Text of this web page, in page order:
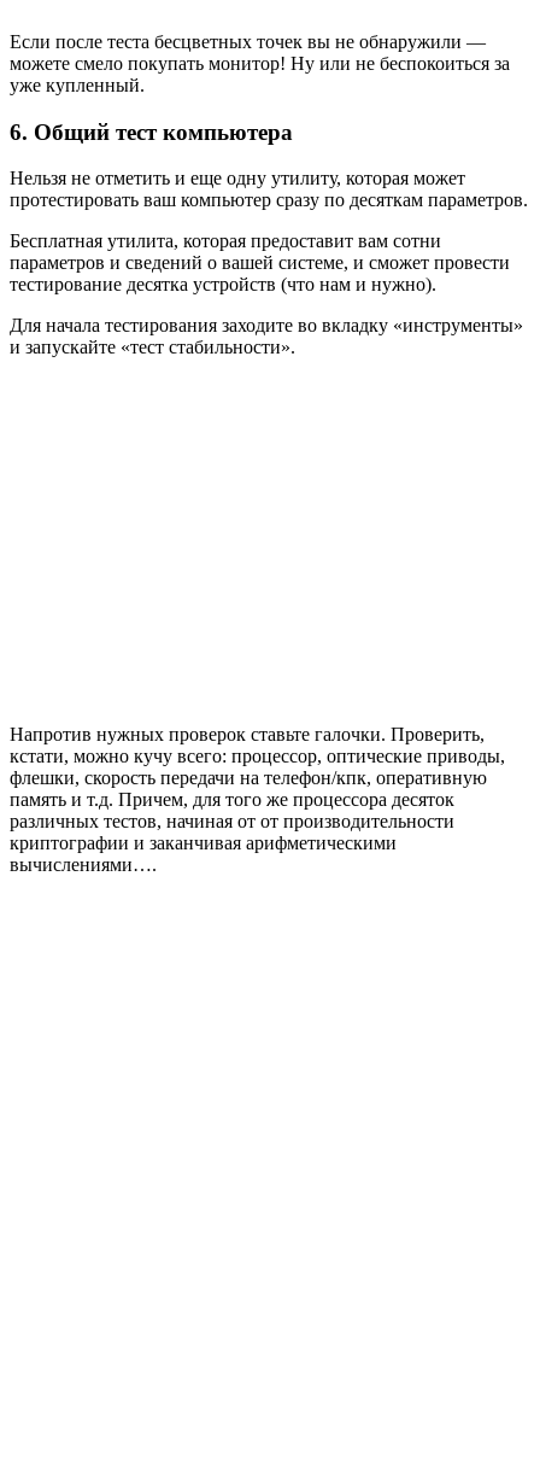
Если после теста бесцветных точек вы не обнаружили —
можете смело покупать монитор! Ну или не беспокоиться за
уже купленный.
6. Общий тест компьютера
Нельзя не отметить и еще одну утилиту, которая может
протестировать ваш компьютер сразу по десяткам параметров.
Бесплатная утилита, которая предоставит вам сотни
параметров и сведений о вашей системе, и сможет провести
тестирование десятка устройств (что нам и нужно).
Для начала тестирования заходите во вкладку «инструменты»
и запускайте «тест стабильности».
Напротив нужных проверок ставьте галочки. Проверить,
кстати, можно кучу всего: процессор, оптические приводы,
флешки, скорость передачи на телефон/кпк, оперативную
память и т.д. Причем, для того же процессора десяток
различных тестов, начиная от от производительности
криптографии и заканчивая арифметическими
вычислениями….